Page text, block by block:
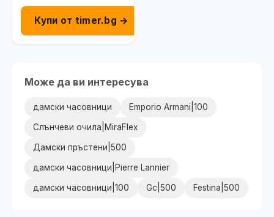
Купи от timer.bg →
Може да ви интересува
дамски часовници Emporio Armani|100
Слънчеви очила|MiraFlex
Дамски пръстени|500
дамски часовници|Pierre Lannier
дамски часовници|100 Gc|500 Festina|500